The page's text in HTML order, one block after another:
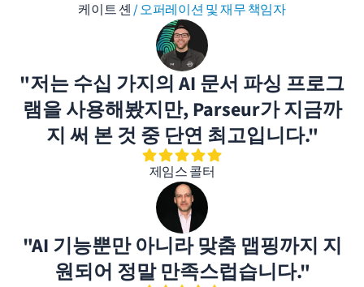
케이트 셴/ 오퍼레이션 및 재무 책임자
"저는 수십 가지의 AI 문서 파싱 프로그
램을 사용해봤지만, Parseur가 지금까
지 써 본 것 중 단연 최고입니다."
제임스 콜터
"AI 기능뿐만 아니라 맞춤 맵핑까지 지
원되어 정말 만족스럽습니다."